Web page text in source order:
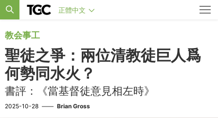
正體中文
教会事工
聖徒之爭：兩位清教徒巨人爲
何勢同水火？
書評：《當基督徒意見相左時》
2025-10-28 —— Brian Gross